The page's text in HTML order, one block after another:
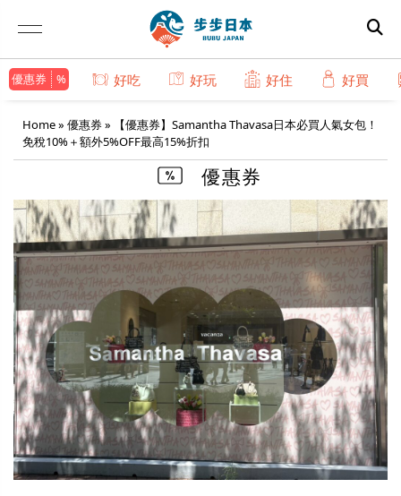
優惠券 好吃 好玩 好住 好買
Home» 優惠券» 【優惠券】Samantha Thavasa日本必買人氣女包！
免稅10%＋額外5%OFF最高15%折扣
優惠券